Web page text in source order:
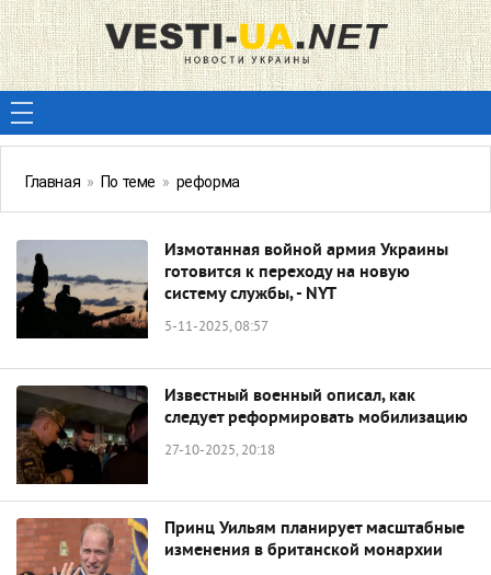
Главная » По теме » реформа
Измотанная войной армия Украины
готовится к переходу на новую
систему службы, - NYT
5-11-2025, 08:57
Известный военный описал, как
следует реформировать мобилизацию
27-10-2025, 20:18
Принц Уильям планирует масштабные
изменения в британской монархии